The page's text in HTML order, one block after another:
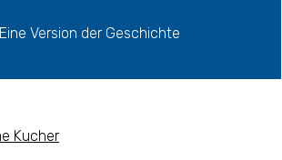
Version der Geschichte
Kucher